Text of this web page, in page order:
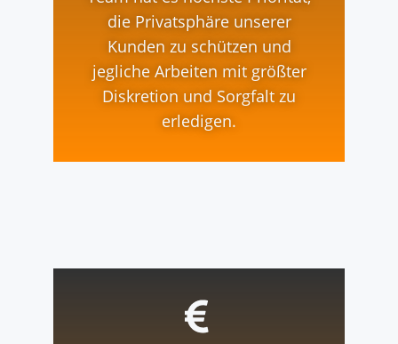
die Privatsphäre unserer
Kunden zu schützen und
jegliche Arbeiten mit größter
Diskretion und Sorgfalt zu
erledigen.